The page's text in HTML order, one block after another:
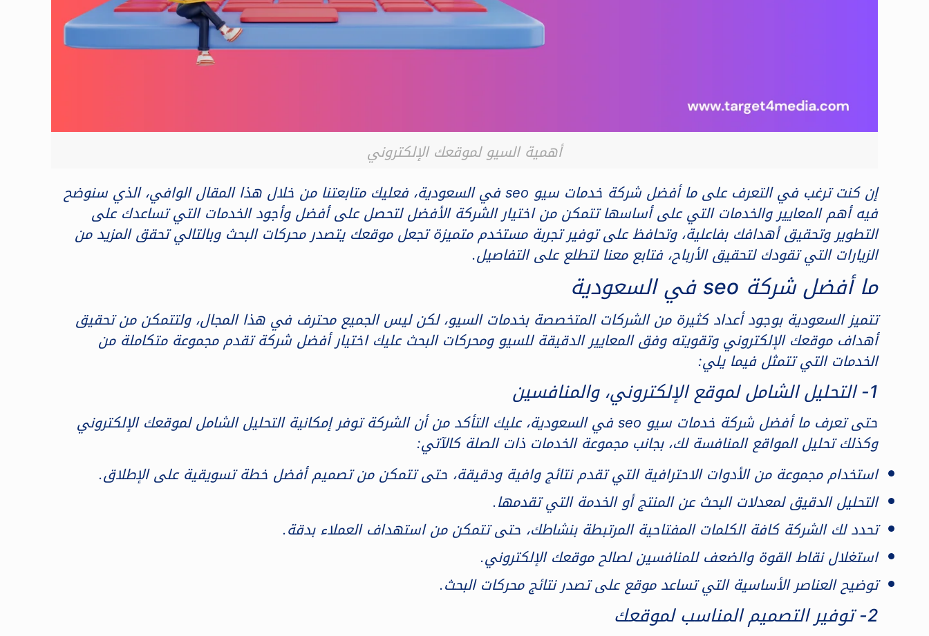
أهمية السيو لموقعك الإلكتروني
إن كنت ترغب في التعرف على ما أفضل شركة خدمات سيو seo في السعودية، فعليك متابعتنا من خلال هذا المقال الوافي، الذي سنوضح
فيه أهم المعايير والخدمات التي على أساسها تتمكن من اختيار الشركة الأفضل لتحصل على أفضل وأجود الخدمات التي تساعدك على
التطوير وتحقيق أهدافك بفاعلية، وتحافظ على توفير تجربة مستخدم متميزة تجعل موقعك يتصدر محركات البحث وبالتالي تحقق المزيد من
الزيارات التي تقودك لتحقيق الأرباح، فتابع معنا لتطلع على التفاصيل.
ما أفضل شركة seo في السعودية
تتميز السعودية بوجود أعداد كثيرة من الشركات المتخصصة بخدمات السيو، لكن ليس الجميع محترف في هذا المجال، ولتتمكن من تحقيق
أهداف موقعك الإلكتروني وتقويته وفق المعايير الدقيقة للسيو ومحركات البحث عليك اختيار أفضل شركة تقدم مجموعة متكاملة من
الخدمات التي تتمثل فيما يلي:
1- التحليل الشامل لموقع الإلكتروني، والمنافسين
حتى تعرف ما أفضل شركة خدمات سيو seo في السعودية، عليك التأكد من أن الشركة توفر إمكانية التحليل الشامل لموقعك الإلكتروني
وكذلك تحليل المواقع المنافسة لك، بجانب مجموعة الخدمات ذات الصلة كالآتي:
استخدام مجموعة من الأدوات الاحترافية التي تقدم نتائج وافية ودقيقة، حتى تتمكن من تصميم أفضل خطة تسويقية على الإطلاق.
التحليل الدقيق لمعدلات البحث عن المنتج أو الخدمة التي تقدمها.
تحدد لك الشركة كافة الكلمات المفتاحية المرتبطة بنشاطك، حتى تتمكن من استهداف العملاء بدقة.
استغلال نقاط القوة والضعف للمنافسين لصالح موقعك الإلكتروني.
توضيح العناصر الأساسية التي تساعد موقع على تصدر نتائج محركات البحث.
2- توفير التصميم المناسب لموقعك